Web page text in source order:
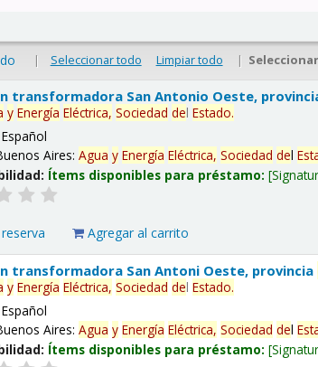
| Seleccionar todo Limpiar todo |
transformadora San Antonio Oeste,
y Energía Eléctrica, Sociedad delEstado.
Español
Aires:Agua y Energía Eléctrica, Sociedad del
Ítems disponibles para préstamo:
Agregar al carrito
transformadora San Antoni Oeste, provincia
y Energía Eléctrica, Sociedad delEstado.
Español
Aires:Agua y Energía Eléctrica, Sociedad del
Ítems disponibles para préstamo: